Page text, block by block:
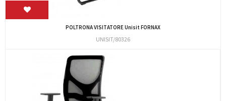
POLTRONA VISITATORE Unisit FORNAX
UNISIT/80326